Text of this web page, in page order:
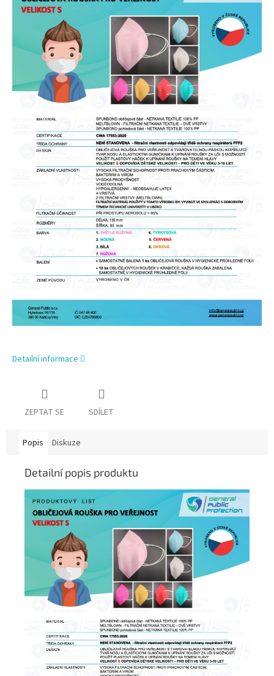
Detailní informace
ZEPTAT SE SDÍLET
Popis Diskuze
Detailní popis produktu